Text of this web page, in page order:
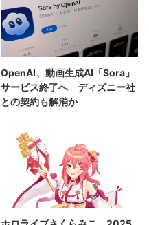
OpenAI、動画生成AI「Sora」
サービス終了へ ディズニー社
との契約も解消か